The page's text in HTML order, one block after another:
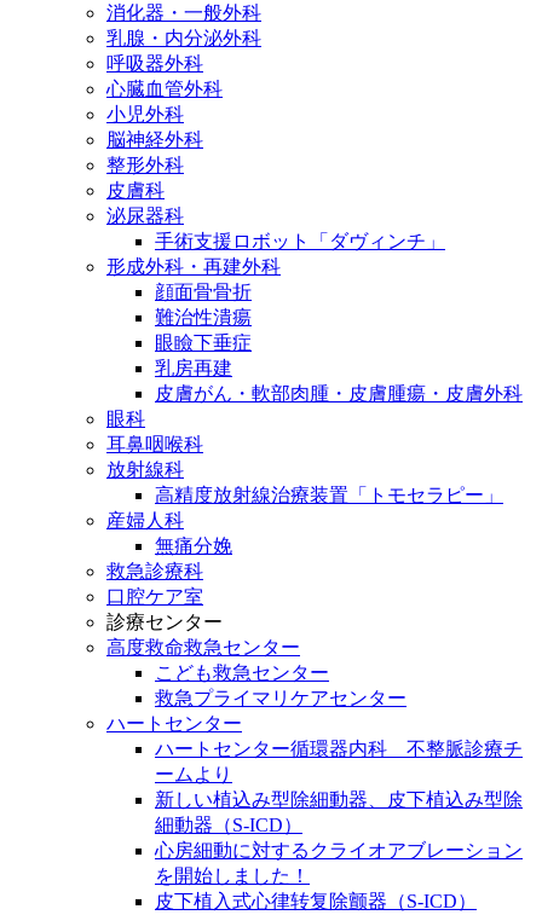
消化器・一般外科
乳腺・内分泌外科
呼吸器外科
心臓血管外科
小児外科
脳神経外科
整形外科
皮膚科
泌尿器科
手術支援ロボット「ダヴィンチ」
形成外科・再建外科
顔面骨骨折
難治性潰瘍
眼瞼下垂症
乳房再建
皮膚がん・軟部肉腫・皮膚腫瘍・皮膚外科
眼科
耳鼻咽喉科
放射線科
高精度放射線治療装置「トモセラピー」
産婦人科
無痛分娩
救急診療科
口腔ケア室
診療センター
高度救命救急センター
こども救急センター
救急プライマリケアセンター
ハートセンター
ハートセンター循環器内科 不整脈診療チ
ームより
新しい植込み型除細動器、皮下植込み型除
細動器（S-ICD）
心房細動に対するクライオアブレーション
を開始しました！
皮下植入式心律转复除颤器（S-ICD）